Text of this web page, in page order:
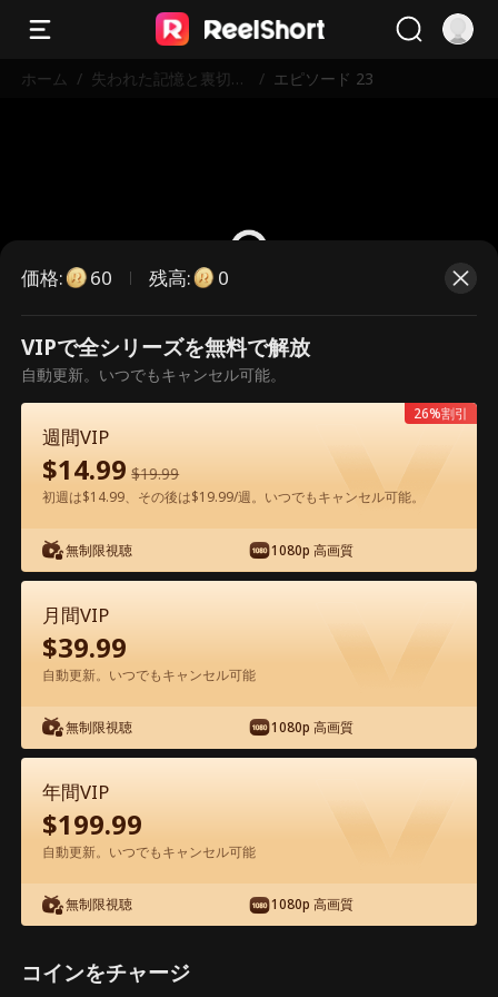
ホーム / 失われた記憶と裏切り
/ エピソード 23
こちらは有料のエピソードです。視
聴いただくには解放が必要です。
アプリ内で無料視聴可能
エピソード23 - 失われた記憶と裏切りの
中で〜愛と運命のリベンジ 映画フル
1-50 51-78
23 26
価格: 60 残高: 0
VIPで全シリーズを無料で解放
自動更新。いつでもキャンセル可能。
週間VIP
$14.99 $19.99
初週は$14.99、その後は$19.99/週。いつでもキャンセル可能。
無制限視聴 1080p 高画質
26%割引
月間VIP
$39.99
自動更新。いつでもキャンセル可能
無制限視聴 1080p 高画質
年間VIP
$199.99
自動更新。いつでもキャンセル可能
無制限視聴 1080p 高画質
コインをチャージ